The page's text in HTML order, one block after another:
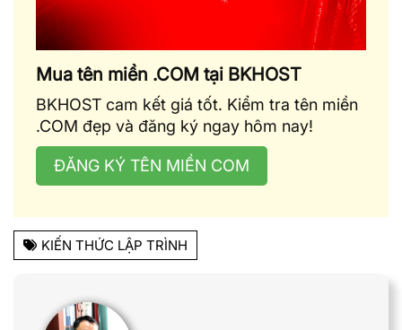
Mua tên miền .COM tại BKHOST
BKHOST cam kết giá tốt. Kiểm tra tên miền
.COM đẹp và đăng ký ngay hôm nay!
ĐĂNG KÝ TÊN MIỀN COM
KIẾN THỨC LẬP TRÌNH